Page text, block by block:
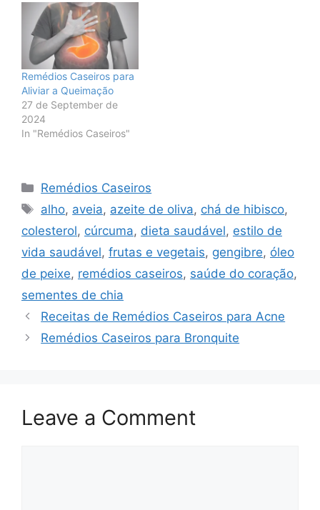
Remédios Caseiros para
Aliviar a Queimação
27 de September de
2024
In "Remédios Caseiros"
Categories
Remédios Caseiros
Tags
alho, aveia, azeite de oliva, chá de hibisco,
colesterol, cúrcuma, dieta saudável, estilo de
vida saudável, frutas e vegetais, gengibre, óleo
de peixe, remédios caseiros, saúde do coração,
sementes de chia
Receitas de Remédios Caseiros para Acne
Remédios Caseiros para Bronquite
Leave a Comment